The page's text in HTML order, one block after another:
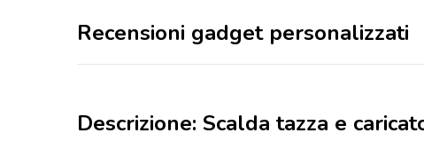
Recensioni gadget personalizzati
Descrizione: Scalda tazza e